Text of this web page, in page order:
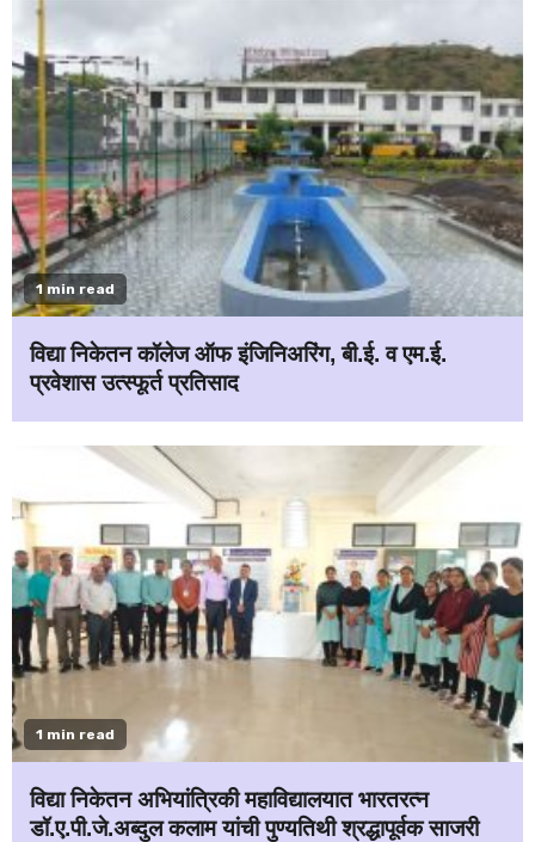
1 min read
विद्या निकेतन कॉलेज ऑफ इंजिनिअरिंग, बी.ई. व एम.ई.
प्रवेशास उत्स्फूर्त प्रतिसाद
1 min read
विद्या निकेतन अभियांत्रिकी महाविद्यालयात भारतरत्न
डॉ.ए.पी.जे.अब्दुल कलाम यांची पुण्यतिथी श्रद्धापूर्वक साजरी